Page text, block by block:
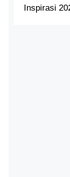
Inspirasi